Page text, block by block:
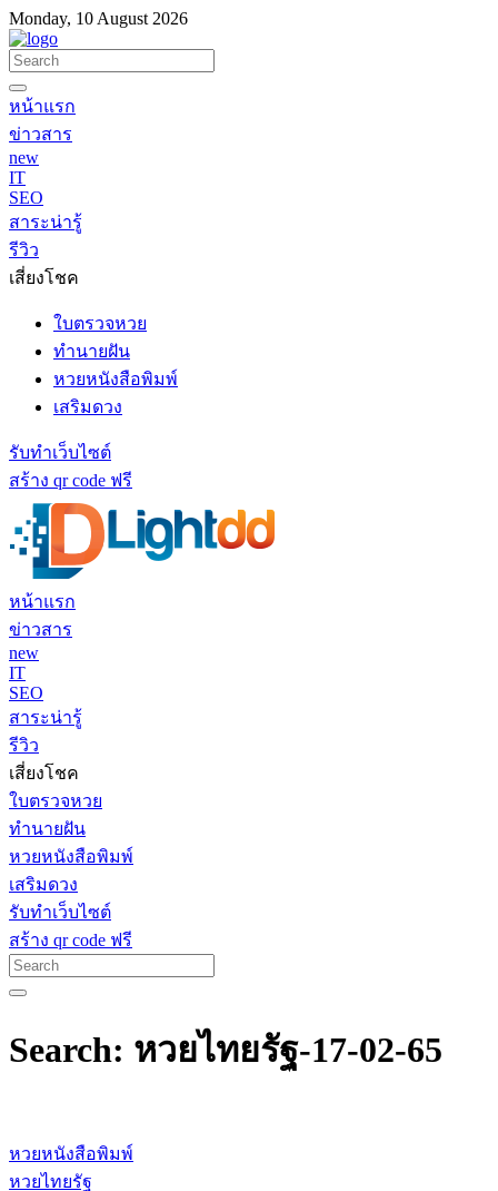
Monday, 10 August 2026
หน้าแรก
ข่าวสาร
new
IT
SEO
สาระน่ารู้
รีวิว
เสี่ยงโชค
ใบตรวจหวย
ทำนายฝัน
หวยหนังสือพิมพ์
เสริมดวง
รับทำเว็บไซต์
สร้าง qr code ฟรี
หน้าแรก
ข่าวสาร
new
IT
SEO
สาระน่ารู้
รีวิว
เสี่ยงโชค
ใบตรวจหวย
ทำนายฝัน
หวยหนังสือพิมพ์
เสริมดวง
รับทำเว็บไซต์
สร้าง qr code ฟรี
Search: หวยไทยรัฐ-17-02-65
หวยหนังสือพิมพ์
หวยไทยรัฐ